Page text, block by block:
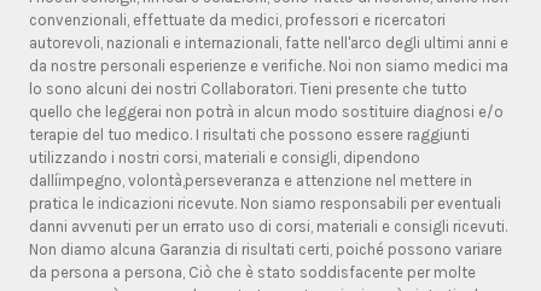
convenzionali, effettuate da medici, professori e ricercatori
autorevoli, nazionali e internazionali, fatte nell'arco degli ultimi anni e
da nostre personali esperienze e verifiche. Noi non siamo medici ma
lo sono alcuni dei nostri Collaboratori. Tieni presente che tutto
quello che leggerai non potrà in alcun modo sostituire diagnosi e/o
terapie del tuo medico. I risultati che possono essere raggiunti
utilizzando i nostri corsi, materiali e consigli, dipendono
dallíimpegno, volontà,perseveranza e attenzione nel mettere in
pratica le indicazioni ricevute. Non siamo responsabili per eventuali
danni avvenuti per un errato uso di corsi, materiali e consigli ricevuti.
Non diamo alcuna Garanzia di risultati certi, poiché possono variare
da persona a persona, Ciò che è stato soddisfacente per molte